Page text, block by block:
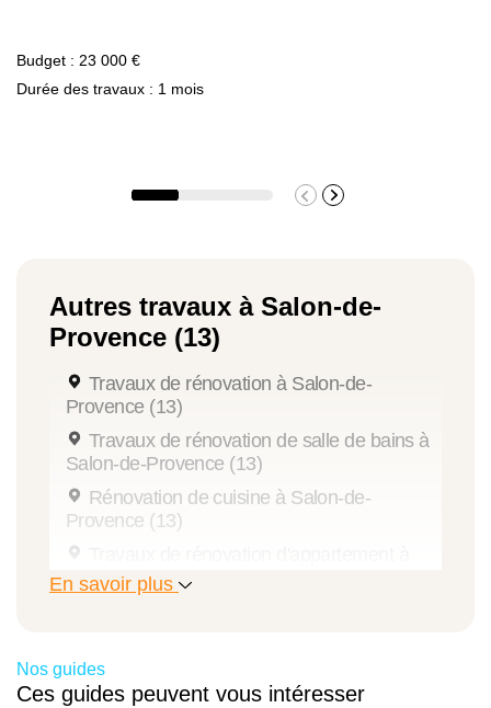
Budget : 23 000 €
Durée des travaux : 1 mois
Autres travaux à Salon-de-
Provence (13)
Travaux de rénovation à Salon-de-
Provence (13)
Travaux de rénovation de salle de bains à
Salon-de-Provence (13)
Rénovation de cuisine à Salon-de-
Provence (13)
Salon-de-Provence (13)
Aménagement de combles à Salon-de-
Provence (13)
En savoir plus
Nos guides
Ces guides peuvent vous intéresser